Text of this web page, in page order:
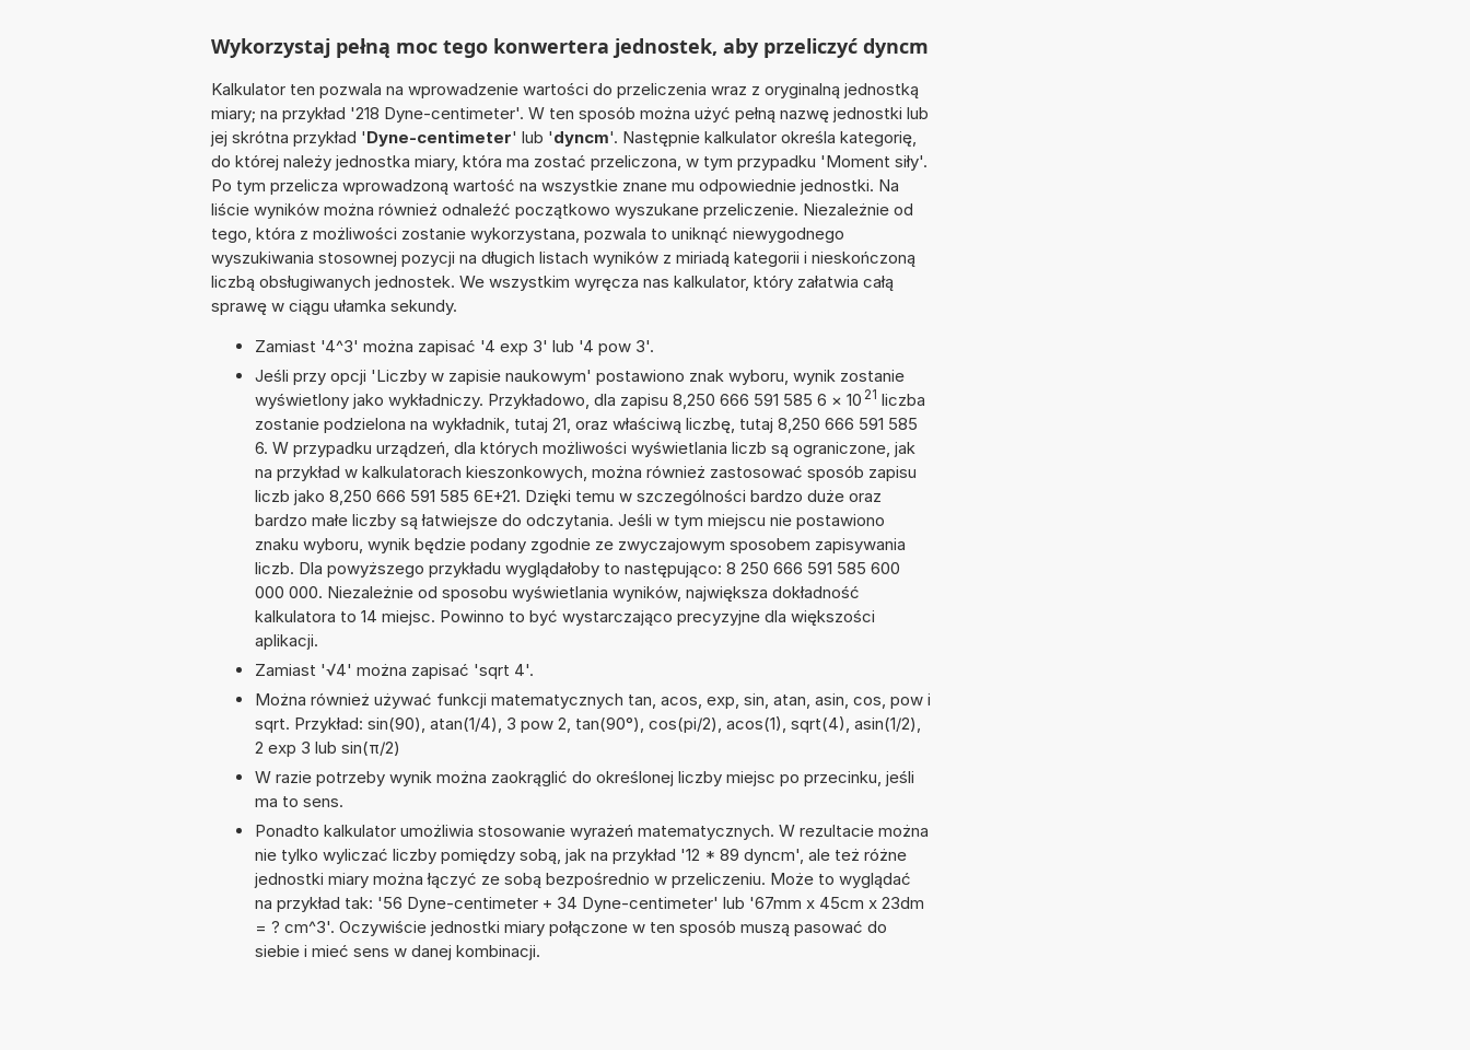
Wykorzystaj pełną moc tego konwertera jednostek, aby przeliczyć dyncm
Kalkulator ten pozwala na wprowadzenie wartości do przeliczenia wraz z oryginalną jednostką
miary; na przykład '218 Dyne-centimeter'. W ten sposób można użyć pełną nazwę jednostki lub
jej skrótna przykład 'Dyne-centimeter' lub 'dyncm'. Następnie kalkulator określa kategorię,
do której należy jednostka miary, która ma zostać przeliczona, w tym przypadku 'Moment siły'.
Po tym przelicza wprowadzoną wartość na wszystkie znane mu odpowiednie jednostki. Na
liście wyników można również odnaleźć początkowo wyszukane przeliczenie. Niezależnie od
tego, która z możliwości zostanie wykorzystana, pozwala to uniknąć niewygodnego
wyszukiwania stosownej pozycji na długich listach wyników z miriadą kategorii i nieskończoną
liczbą obsługiwanych jednostek. We wszystkim wyręcza nas kalkulator, który załatwia całą
sprawę w ciągu ułamka sekundy.
Zamiast '4^3' można zapisać '4 exp 3' lub '4 pow 3'.
Jeśli przy opcji 'Liczby w zapisie naukowym' postawiono znak wyboru, wynik zostanie
wyświetlony jako wykładniczy. Przykładowo, dla zapisu 8,250 666 591 585 6 × 10 21 liczba
zostanie podzielona na wykładnik, tutaj 21, oraz właściwą liczbę, tutaj 8,250 666 591 585
6. W przypadku urządzeń, dla których możliwości wyświetlania liczb są ograniczone, jak
na przykład w kalkulatorach kieszonkowych, można również zastosować sposób zapisu
liczb jako 8,250 666 591 585 6E+21. Dzięki temu w szczególności bardzo duże oraz
bardzo małe liczby są łatwiejsze do odczytania. Jeśli w tym miejscu nie postawiono
znaku wyboru, wynik będzie podany zgodnie ze zwyczajowym sposobem zapisywania
liczb. Dla powyższego przykładu wyglądałoby to następująco: 8 250 666 591 585 600
000 000. Niezależnie od sposobu wyświetlania wyników, największa dokładność
kalkulatora to 14 miejsc. Powinno to być wystarczająco precyzyjne dla większości
aplikacji.
Zamiast '√4' można zapisać 'sqrt 4'.
Można również używać funkcji matematycznych tan, acos, exp, sin, atan, asin, cos, pow i
sqrt. Przykład: sin(90), atan(1/4), 3 pow 2, tan(90°), cos(pi/2), acos(1), sqrt(4), asin(1/2),
2 exp 3 lub sin(π/2)
W razie potrzeby wynik można zaokrąglić do określonej liczby miejsc po przecinku, jeśli
ma to sens.
Ponadto kalkulator umożliwia stosowanie wyrażeń matematycznych. W rezultacie można
nie tylko wyliczać liczby pomiędzy sobą, jak na przykład '12 * 89 dyncm', ale też różne
jednostki miary można łączyć ze sobą bezpośrednio w przeliczeniu. Może to wyglądać
na przykład tak: '56 Dyne-centimeter + 34 Dyne-centimeter' lub '67mm x 45cm x 23dm
= ? cm^3'. Oczywiście jednostki miary połączone w ten sposób muszą pasować do
siebie i mieć sens w danej kombinacji.